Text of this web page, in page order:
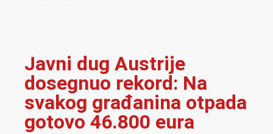
Javni dug Austrije
dosegnuo rekord: Na
svakog građanina otpada
gotovo 46.800 eura